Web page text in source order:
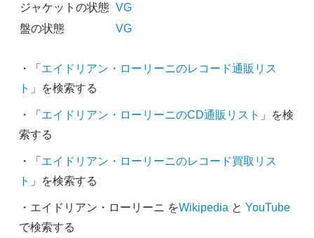
ジャケットの状態 VG
盤の状態
VG
・「 エイドリアン・ローリーニのレコード通販リス
ト 」を検索する
・「 エイドリアン・ローリーニのCD通販リスト 」を検
索する
・「 エイドリアン・ローリーニのレコード買取リス
ト 」を検索する
・エイドリアン・ローリーニ をWikipedia と YouTube
で検索する